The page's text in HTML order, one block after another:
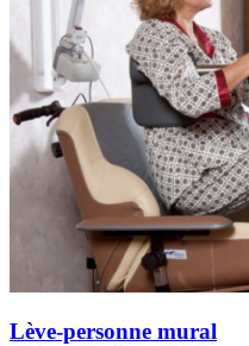
Lève-personne mural